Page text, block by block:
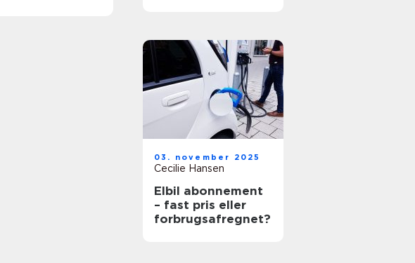
03. november 2025
Cecilie Hansen
Elbil abonnement
– fast pris eller
forbrugsafregnet?